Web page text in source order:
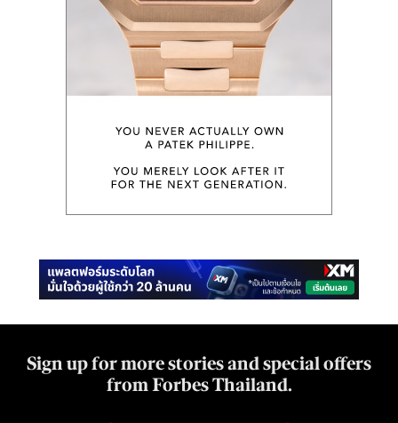
Sign up for more stories and special offers
from Forbes Thailand.